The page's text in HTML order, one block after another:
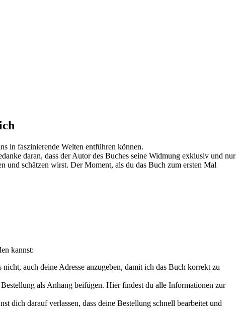
in faszinierende Welten entführen können.
daran, dass der Autor des Buches seine Widmung exklusiv und nur
und schätzen wirst. Der Moment, als du das Buch zum ersten Mal
kannst:
auch deine Adresse anzugeben, damit ich das Buch korrekt zu
als Anhang beifügen. Hier findest du alle Informationen zur
dich darauf verlassen, dass deine Bestellung schnell bearbeitet und